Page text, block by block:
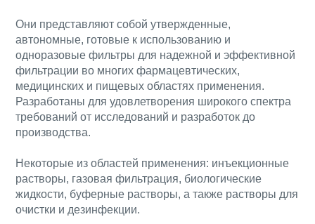
Они представляют собой утвержденные,
автономные, готовые к использованию и
одноразовые фильтры для надежной и эффективной
фильтрации во многих фармацевтических,
медицинских и пищевых областях применения.
Разработаны для удовлетворения широкого спектра
требований от исследований и разработок до
производства.
Некоторые из областей применения: инъекционные
растворы, газовая фильтрация, биологические
жидкости, буферные растворы, а также растворы для
очистки и дезинфекции.